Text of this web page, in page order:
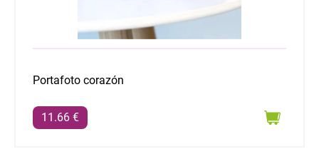
Portafoto corazón
11.66 €